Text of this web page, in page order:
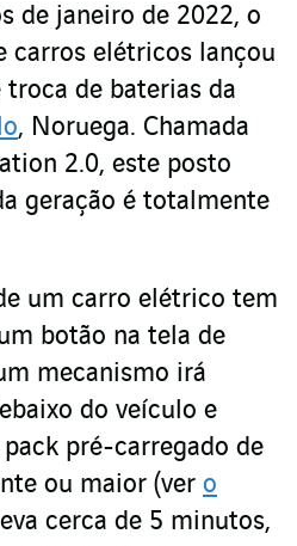
de janeiro de 2022, o
carros elétricos lançou
de baterias da
, Noruega. Chamada
2.0, este posto
geração é totalmente
um carro elétrico tem
botão na tela de
mecanismo irá
do veículo e
pré-carregado de
ou maior (ver o
cerca de 5 minutos,